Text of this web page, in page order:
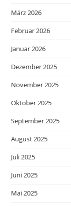
März 2026
Februar 2026
Januar 2026
Dezember 2025
November 2025
Oktober 2025
September 2025
August 2025
Juli 2025
Juni 2025
Mai 2025